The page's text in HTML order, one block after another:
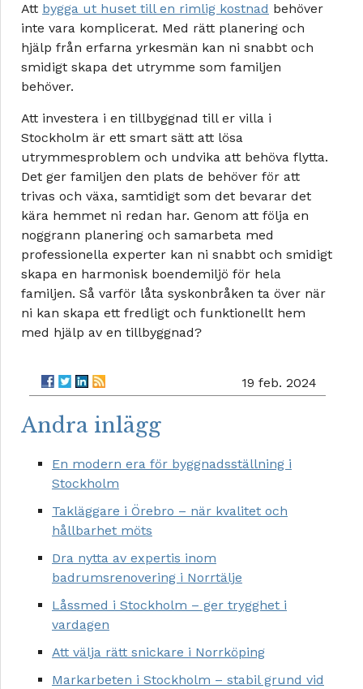
Att bygga ut huset till en rimlig kostnad behöver
inte vara komplicerat. Med rätt planering och
hjälp från erfarna yrkesmän kan ni snabbt och
smidigt skapa det utrymme som familjen
behöver.
Att investera i en tillbyggnad till er villa i
Stockholm är ett smart sätt att lösa
utrymmesproblem och undvika att behöva flytta.
Det ger familjen den plats de behöver för att
trivas och växa, samtidigt som det bevarar det
kära hemmet ni redan har. Genom att följa en
noggrann planering och samarbeta med
professionella experter kan ni snabbt och smidigt
skapa en harmonisk boendemiljö för hela
familjen. Så varför låta syskonbråken ta över när
ni kan skapa ett fredligt och funktionellt hem
med hjälp av en tillbyggnad?
19 feb. 2024
Andra inlägg
En modern era för byggnadsställning i
Stockholm
Takläggare i Örebro – när kvalitet och
hållbarhet möts
Dra nytta av expertis inom
badrumsrenovering i Norrtälje
Låssmed i Stockholm – ger trygghet i
vardagen
Att välja rätt snickare i Norrköping
Markarbeten i Stockholm – stabil grund vid